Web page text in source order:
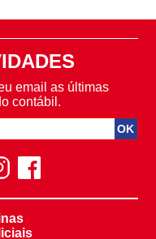
email as últimas
contábil.